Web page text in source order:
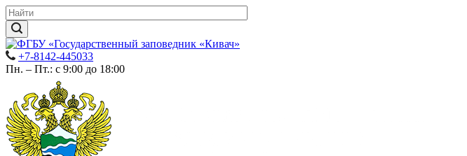
+7-8142-445033
Пн. – Пт.: с 9:00 до 18:00